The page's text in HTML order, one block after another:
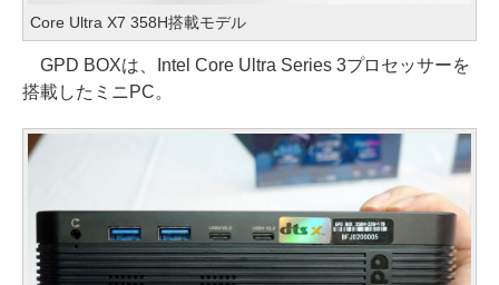
Core Ultra X7 358H搭載モデル
GPD BOXは、Intel Core Ultra Series 3プロセッサーを
搭載したミニPC。